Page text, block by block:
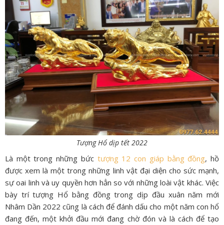
Tượng Hổ dịp tết 2022
Là một trong những bức tượng 12 con giáp bằng đồng, hồ
được xem là một trong những linh vật đại diện cho sức mạnh,
sự oai linh và uy quyền hơn hẳn so với những loài vật khác. Việc
bày trí tượng Hổ bằng đồng trong dịp đầu xuân năm mới
Nhâm Dần 2022 cũng là cách để đánh dấu cho một năm con hổ
đang đến, một khởi đầu mới đang chờ đón và là cách để tạo